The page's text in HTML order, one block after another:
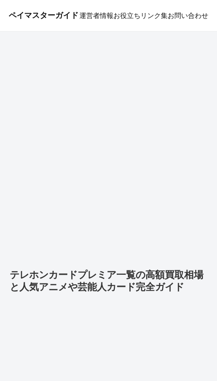
ペイマスターガイド運営者情報お役立ちリンク集お問い合わせ
テレホンカードプレミア一覧の高額買取相場
と人気アニメや芸能人カード完全ガイド